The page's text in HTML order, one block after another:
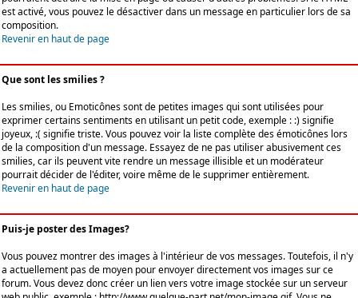
est activé, vous pouvez le désactiver dans un message en particulier lors de sa
composition.
Revenir en haut de page
Que sont les smilies ?
Les smilies, ou Emoticônes sont de petites images qui sont utilisées pour
exprimer certains sentiments en utilisant un petit code, exemple : :) signifie
joyeux, :( signifie triste. Vous pouvez voir la liste complète des émoticônes lors
de la composition d'un message. Essayez de ne pas utiliser abusivement ces
smilies, car ils peuvent vite rendre un message illisible et un modérateur
pourrait décider de l'éditer, voire même de le supprimer entièrement.
Revenir en haut de page
Puis-je poster des Images?
Vous pouvez montrer des images à l'intérieur de vos messages. Toutefois, il n'y
a actuellement pas de moyen pour envoyer directement vos images sur ce
forum. Vous devez donc créer un lien vers votre image stockée sur un serveur